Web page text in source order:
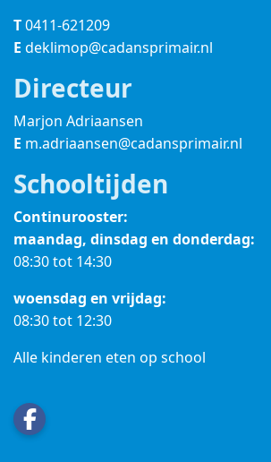
T0411-621209
E deklimop@cadansprimair.nl
Directeur
Marjon Adriaansen
E m.adriaansen@cadansprimair.nl
Schooltijden
Continurooster:
maandag, dinsdag en donderdag:
08:30 tot 14:30
woensdag en vrijdag:
08:30 tot 12:30
Alle kinderen eten op school